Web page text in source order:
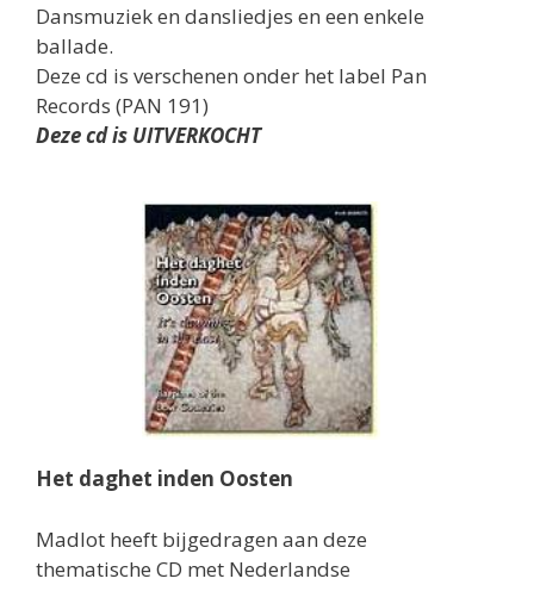
Dansmuziek en dansliedjes en een enkele
ballade.
Deze cd is verschenen onder het label Pan
Records (PAN 191)
Deze cd is UITVERKOCHT
Het daghet inden Oosten
Madlot heeft bijgedragen aan deze
thematische CD met Nederlandse